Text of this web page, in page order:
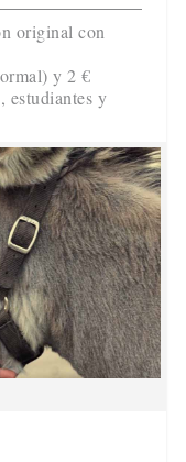
original con
y 2 €
estudiantes y